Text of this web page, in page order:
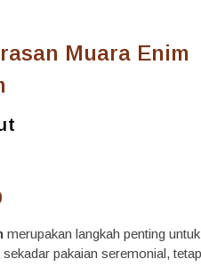
Muara Enim
merupakan langkah penting untuk
pakaian seremonial,